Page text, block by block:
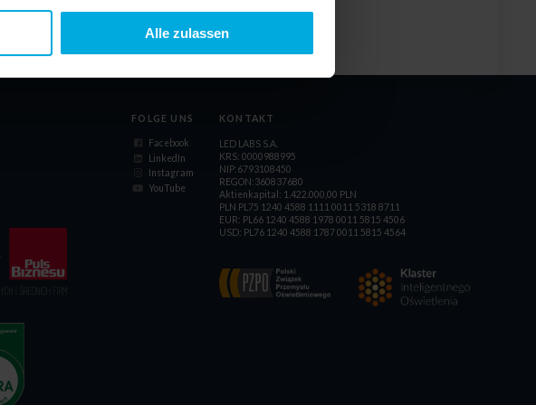
Alle zulassen
FOLGE UNS
Facebook
LinkedIn
Instagram
YouTube
KONTAKT
LED LABS S.A.
KRS: 0000988995
NIP:6793108450
REGON:360837680
Aktienkapital: 1.422.000,00 PLN
PLN PL75 1240 4588 1111 0011 5318 8711
EUR: PL66 1240 4588 1978 0011 5815 4506
USD: PL76 1240 4588 1787 0011 5815 4564